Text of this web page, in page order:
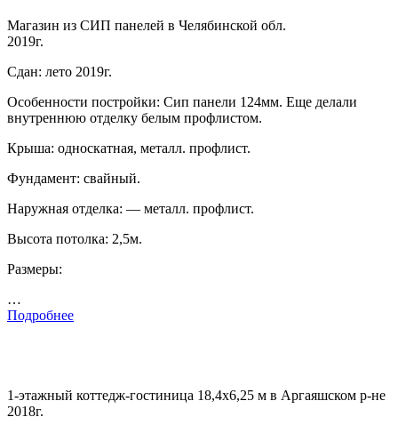
Магазин из СИП панелей в Челябинской обл.
2019г.
Сдан: лето 2019г.
Особенности постройки: Сип панели 124мм. Еще делали
внутреннюю отделку белым профлистом.
Крыша: односкатная, металл. профлист.
Фундамент: свайный.
Наружная отделка: — металл. профлист.
Высота потолка: 2,5м.
Размеры:
…
Подробнее
1-этажный коттедж-гостиница 18,4х6,25 м в Аргаяшском р-не
2018г.